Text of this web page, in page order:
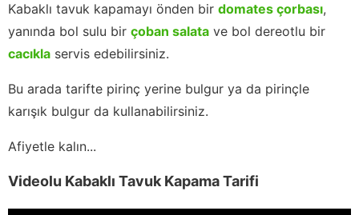
Kabaklı tavuk kapamayı önden bir domates çorbası,
yanında bol sulu bir çoban salata ve bol dereotlu bir
cacıkla servis edebilirsiniz.
Bu arada tarifte pirinç yerine bulgur ya da pirinçle
karışık bulgur da kullanabilirsiniz.
Afiyetle kalın...
Videolu Kabaklı Tavuk Kapama Tarifi